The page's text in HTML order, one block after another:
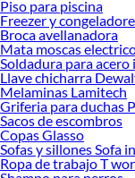
Piso para piscina
Freezer y
Broca avellanadora
Mata moscas
Soldadura para
Llave chicharra
Melaminas Lamitech
Griferia para duchas
Sacos de escombros
Copas Glasso
Sofas y sillones Sofa
Ropa de trabajo T